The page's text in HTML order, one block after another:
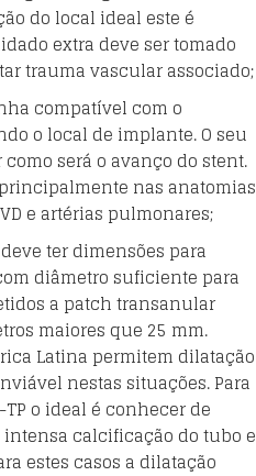
do local ideal este é
extra deve ser tomado
trauma vascular associado;
compatível com o
o local de implante. O seu
será o avanço do stent.
nas anatomias
e artérias pulmonares;
ter dimensões para
diâmetro suficiente para
a patch transanular
maiores que 25 mm.
Latina permitem dilatação
nestas situações. Para
o ideal é conhecer de
calcificação do tubo e
estes casos a dilatação